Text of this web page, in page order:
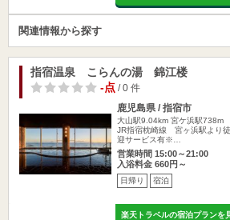
関連情報から探す
指宿温泉 こらんの湯 錦江楼
-点/ 0 件
鹿児島県 / 指宿市
大山駅9.04km 宮ケ浜駅738m
JR指宿枕崎線 宮ヶ浜駅より
迎サービス有※…
営業時間 15:00～21:00
入浴料金 660円～
日帰り 宿泊
楽天トラベルの宿泊プランを